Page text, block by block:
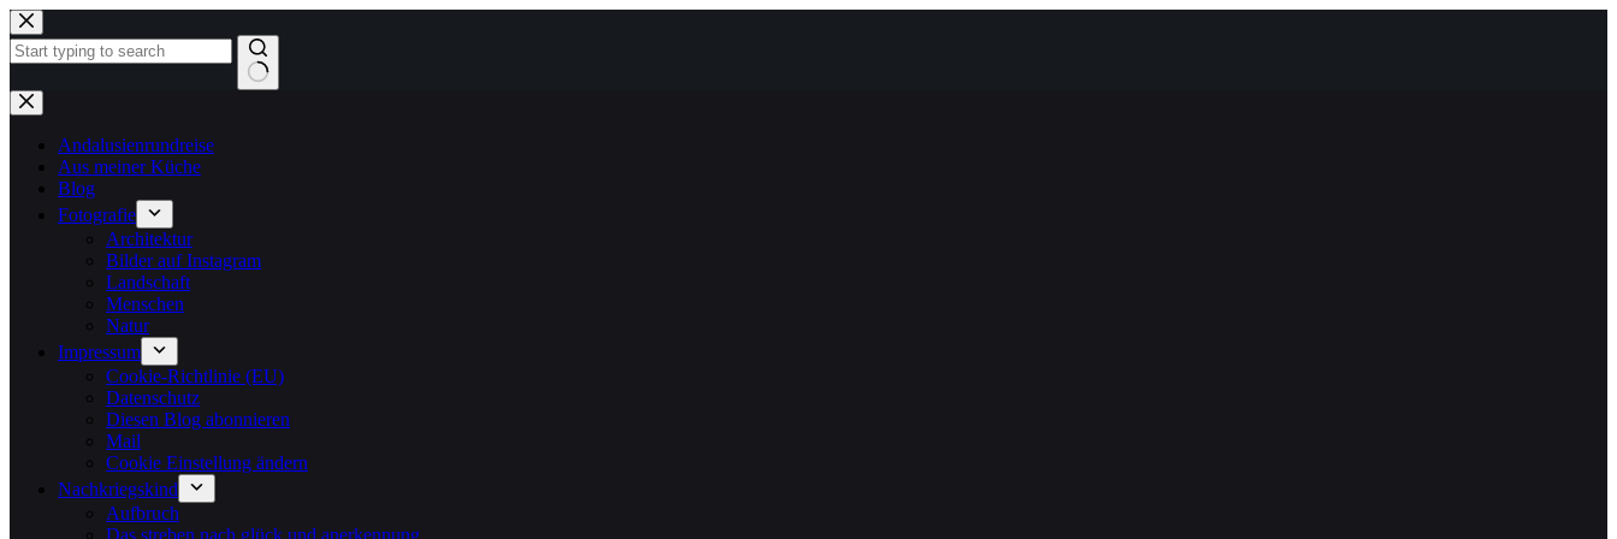
Zum
Inhalt
springen
Keine
Ergebnisse
Andalusienrundreise
Aus meiner Küche
Blog
Fotografie
Architektur
Bilder auf Instagram
Landschaft
Menschen
Natur
Impressum
Cookie-Richtlinie (EU)
Datenschutz
Diesen Blog abonnieren
Mail
Cookie Einstellung ändern
Nachkriegskind
Aufbruch
Das streben nach glück und anerkennung